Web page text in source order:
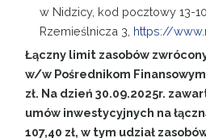
w Nidzicy, kod pocztowy 13-
Rzemieślnicza 3, https://
Łączny limit zasobów
w/w Pośrednikom
zł. Na dzień 30.09.2025r.
umów inwestycyjnych na
107,40 zł, w tym udział